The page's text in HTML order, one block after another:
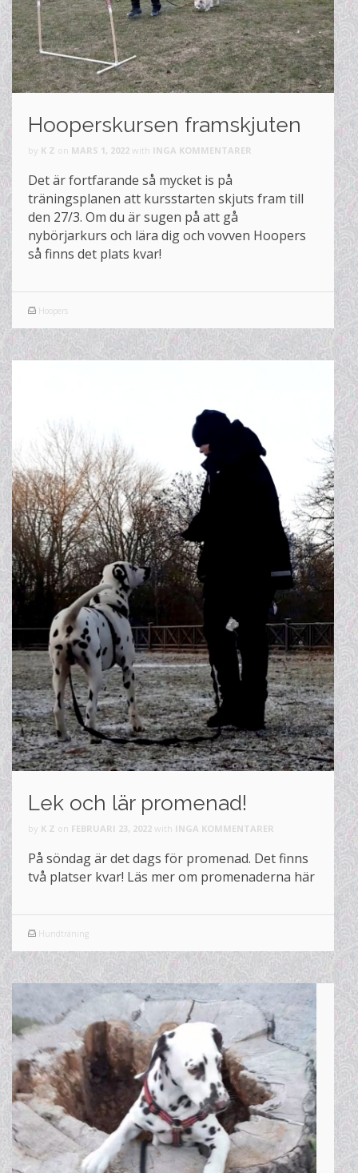
Hooperskursen framskjuten
by K Z on MARS 1, 2022 with INGA KOMMENTARER
Det är fortfarande så mycket is på
träningsplanen att kursstarten skjuts fram till
den 27/3. Om du är sugen på att gå
nybörjarkurs och lära dig och vovven Hoopers
så finns det plats kvar!
Hoopers
Lek och lär promenad!
by K Z on FEBRUARI 23, 2022 with INGA KOMMENTARER
På söndag är det dags för promenad. Det finns
två platser kvar! Läs mer om promenaderna här
Hundträning